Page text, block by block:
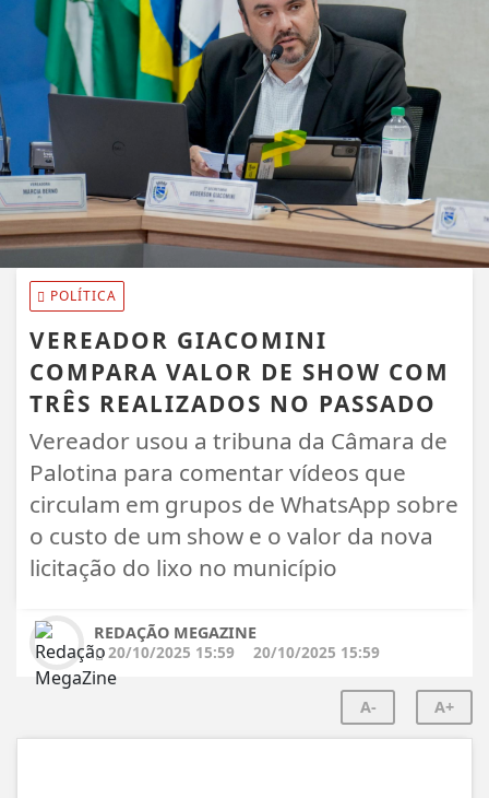
POLÍTICA
VEREADOR GIACOMINI
COMPARA VALOR DE SHOW COM
TRÊS REALIZADOS NO PASSADO
Vereador usou a tribuna da Câmara de
Palotina para comentar vídeos que
circulam em grupos de WhatsApp sobre
o custo de um show e o valor da nova
licitação do lixo no município
REDAÇÃO MEGAZINE
20/10/2025 15:59
20/10/2025 15:59
A- A+